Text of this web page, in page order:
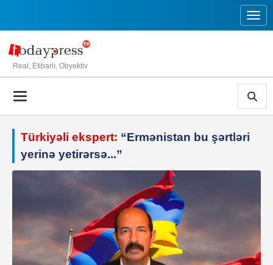
Real, Etibarlı, Obyektiv
Türkiyəli ekspert: “Ermənistan bu şərtləri
yerinə yetirərsə...”